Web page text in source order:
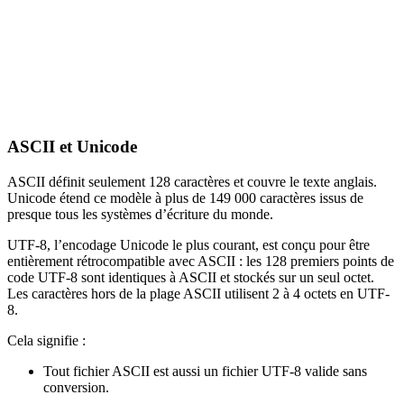
ASCII et Unicode
ASCII définit seulement 128 caractères et couvre le texte anglais.
Unicode étend ce modèle à plus de 149 000 caractères issus de
presque tous les systèmes d’écriture du monde.
UTF-8, l’encodage Unicode le plus courant, est conçu pour être
entièrement rétrocompatible avec ASCII : les 128 premiers points de
code UTF-8 sont identiques à ASCII et stockés sur un seul octet.
Les caractères hors de la plage ASCII utilisent 2 à 4 octets en UTF-
8.
Cela signifie :
Tout fichier ASCII est aussi un fichier UTF-8 valide sans
conversion.